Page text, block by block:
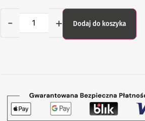
- + Dodaj do koszyka